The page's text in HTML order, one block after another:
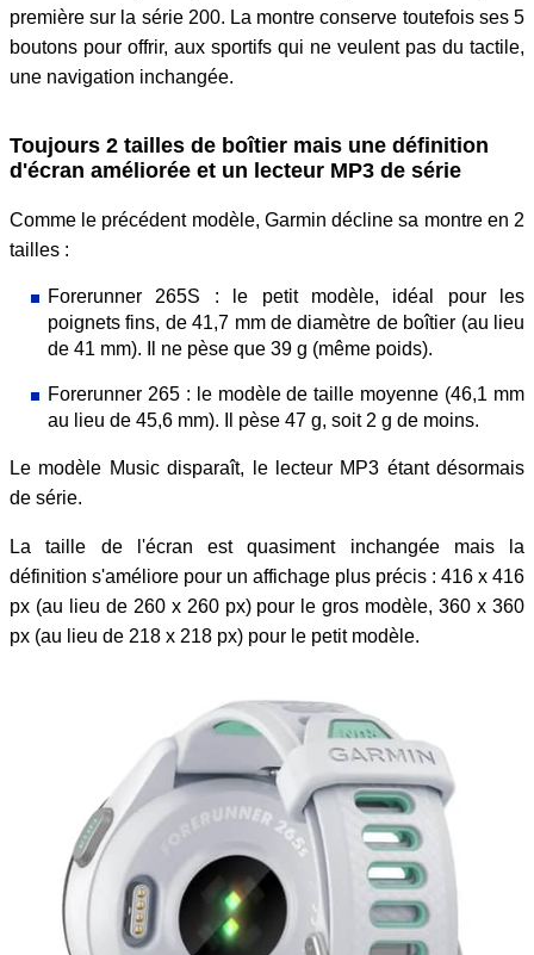
première sur la série 200. La montre conserve toutefois ses 5
boutons pour offrir, aux sportifs qui ne veulent pas du tactile,
une navigation inchangée.
Toujours 2 tailles de boîtier mais une définition
d'écran améliorée et un lecteur MP3 de série
Comme le précédent modèle, Garmin décline sa montre en 2
tailles :
Forerunner 265S : le petit modèle, idéal pour les
poignets fins, de 41,7 mm de diamètre de boîtier (au lieu
de 41 mm). Il ne pèse que 39 g (même poids).
Forerunner 265 : le modèle de taille moyenne (46,1 mm
au lieu de 45,6 mm). Il pèse 47 g, soit 2 g de moins.
Le modèle Music disparaît, le lecteur MP3 étant désormais
de série.
La taille de l'écran est quasiment inchangée mais la
définition s'améliore pour un affichage plus précis : 416 x 416
px (au lieu de 260 x 260 px) pour le gros modèle, 360 x 360
px (au lieu de 218 x 218 px) pour le petit modèle.